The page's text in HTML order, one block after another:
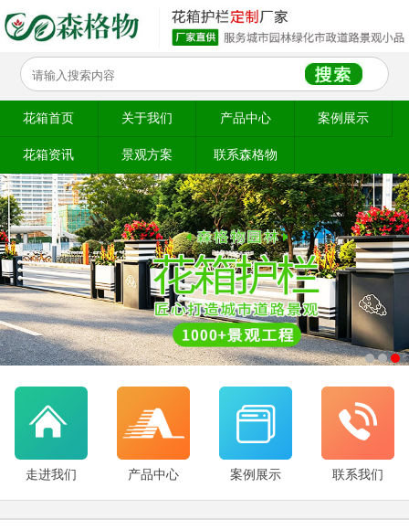
花箱首页 关于我们 产品中心 案例展示
花箱资讯 景观方案 联系森格物
走进我们 产品中心 案例展示 联系我们